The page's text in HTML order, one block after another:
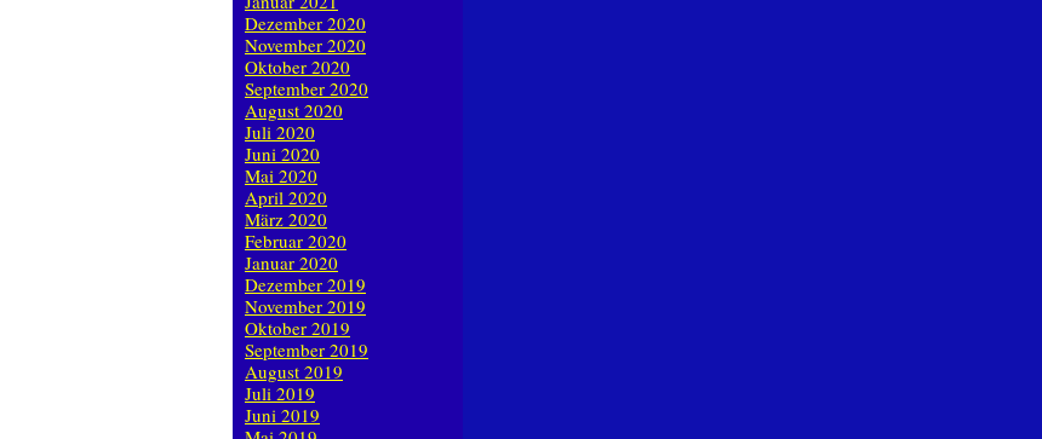
Dezember 2020
November 2020
Oktober 2020
September 2020
August 2020
Juli 2020
Juni 2020
Mai 2020
April 2020
März 2020
Februar 2020
Januar 2020
Dezember 2019
November 2019
Oktober 2019
September 2019
August 2019
Juli 2019
Juni 2019